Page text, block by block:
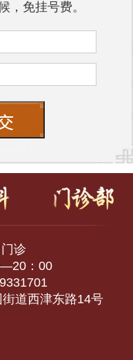
，免挂号费。
诊
：00
道西津东路14号